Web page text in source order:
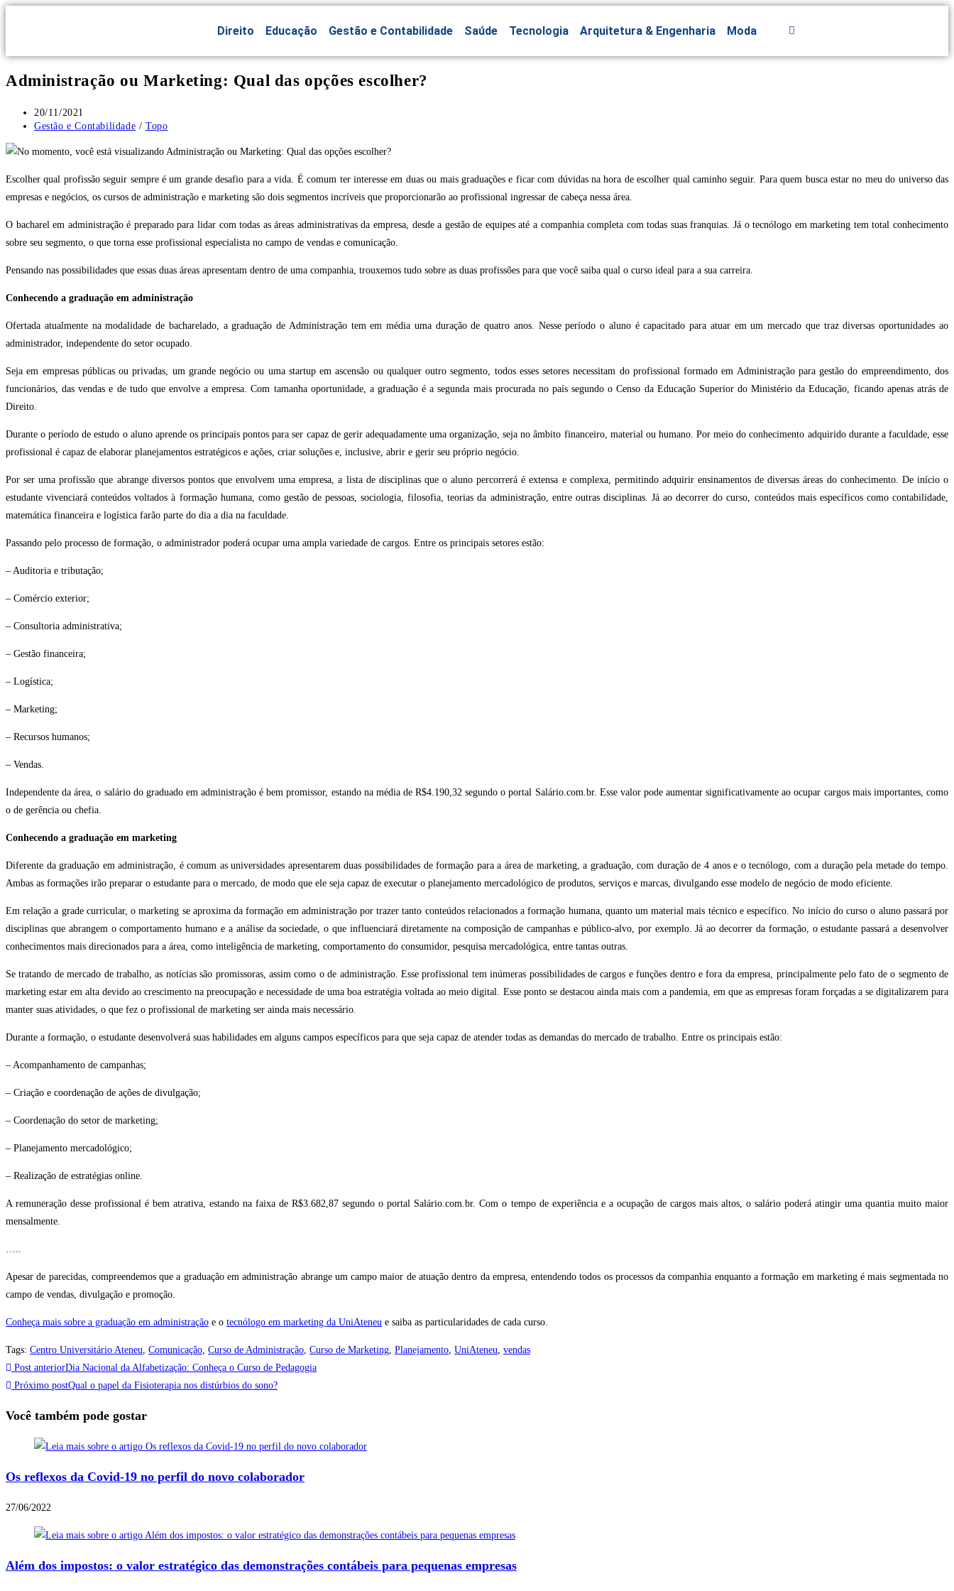
Direito Educação Gestão e Contabilidade Saúde Tecnologia Arquitetura & Engenharia Moda
Administração ou Marketing: Qual das opções escolher?
20/11/2021
Gestão e Contabilidade / Topo
Escolher qual profissão seguir sempre é um grande desafio para a vida. É comum ter interesse em duas ou mais graduações e ficar com dúvidas na hora de escolher qual caminho seguir. Para quem busca estar no meu do universo das
empresas e negócios, os cursos de administração e marketing são dois segmentos incríveis que proporcionarão ao profissional ingressar de cabeça nessa área.
O bacharel em administração é preparado para lidar com todas as áreas administrativas da empresa, desde a gestão de equipes até a companhia completa com todas suas franquias. Já o tecnólogo em marketing tem total conhecimento
sobre seu segmento, o que torna esse profissional especialista no campo de vendas e comunicação.
Pensando nas possibilidades que essas duas áreas apresentam dentro de uma companhia, trouxemos tudo sobre as duas profissões para que você saiba qual o curso ideal para a sua carreira.
Conhecendo a graduação em administração
Ofertada atualmente na modalidade de bacharelado, a graduação de Administração tem em média uma duração de quatro anos. Nesse período o aluno é capacitado para atuar em um mercado que traz diversas oportunidades ao
administrador, independente do setor ocupado.
Seja em empresas públicas ou privadas, um grande negócio ou uma startup em ascensão ou qualquer outro segmento, todos esses setores necessitam do profissional formado em Administração para gestão do empreendimento, dos
funcionários, das vendas e de tudo que envolve a empresa. Com tamanha oportunidade, a graduação é a segunda mais procurada no país segundo o Censo da Educação Superior do Ministério da Educação, ficando apenas atrás de
Direito.
Durante o período de estudo o aluno aprende os principais pontos para ser capaz de gerir adequadamente uma organização, seja no âmbito financeiro, material ou humano. Por meio do conhecimento adquirido durante a faculdade, esse
profissional é capaz de elaborar planejamentos estratégicos e ações, criar soluções e, inclusive, abrir e gerir seu próprio negócio.
Por ser uma profissão que abrange diversos pontos que envolvem uma empresa, a lista de disciplinas que o aluno percorrerá é extensa e complexa, permitindo adquirir ensinamentos de diversas áreas do conhecimento. De início o
estudante vivenciará conteúdos voltados à formação humana, como gestão de pessoas, sociologia, filosofia, teorias da administração, entre outras disciplinas. Já ao decorrer do curso, conteúdos mais específicos como contabilidade,
matemática financeira e logística farão parte do dia a dia na faculdade.
Passando pelo processo de formação, o administrador poderá ocupar uma ampla variedade de cargos. Entre os principais setores estão:
– Auditoria e tributação;
– Comércio exterior;
– Consultoria administrativa;
– Gestão financeira;
– Logística;
– Marketing;
– Recursos humanos;
– Vendas.
Independente da área, o salário do graduado em administração é bem promissor, estando na média de R$4.190,32 segundo o portal Salário.com.br. Esse valor pode aumentar significativamente ao ocupar cargos mais importantes, como
o de gerência ou chefia.
Conhecendo a graduação em marketing
Diferente da graduação em administração, é comum as universidades apresentarem duas possibilidades de formação para a área de marketing, a graduação, com duração de 4 anos e o tecnólogo, com a duração pela metade do tempo.
Ambas as formações irão preparar o estudante para o mercado, de modo que ele seja capaz de executar o planejamento mercadológico de produtos, serviços e marcas, divulgando esse modelo de negócio de modo eficiente.
Em relação a grade curricular, o marketing se aproxima da formação em administração por trazer tanto conteúdos relacionados a formação humana, quanto um material mais técnico e específico. No início do curso o aluno passará por
disciplinas que abrangem o comportamento humano e a análise da sociedade, o que influenciará diretamente na composição de campanhas e público-alvo, por exemplo. Já ao decorrer da formação, o estudante passará a desenvolver
conhecimentos mais direcionados para a área, como inteligência de marketing, comportamento do consumidor, pesquisa mercadológica, entre tantas outras.
Se tratando de mercado de trabalho, as notícias são promissoras, assim como o de administração. Esse profissional tem inúmeras possibilidades de cargos e funções dentro e fora da empresa, principalmente pelo fato de o segmento de
marketing estar em alta devido ao crescimento na preocupação e necessidade de uma boa estratégia voltada ao meio digital. Esse ponto se destacou ainda mais com a pandemia, em que as empresas foram forçadas a se digitalizarem para
manter suas atividades, o que fez o profissional de marketing ser ainda mais necessário.
Durante a formação, o estudante desenvolverá suas habilidades em alguns campos específicos para que seja capaz de atender todas as demandas do mercado de trabalho. Entre os principais estão:
– Acompanhamento de campanhas;
– Criação e coordenação de ações de divulgação;
– Coordenação do setor de marketing;
– Planejamento mercadológico;
– Realização de estratégias online.
A remuneração desse profissional é bem atrativa, estando na faixa de R$3.682,87 segundo o portal Salário.com.br. Com o tempo de experiência e a ocupação de cargos mais altos, o salário poderá atingir uma quantia muito maior
mensalmente.
…..
Apesar de parecidas, compreendemos que a graduação em administração abrange um campo maior de atuação dentro da empresa, entendendo todos os processos da companhia enquanto a formação em marketing é mais segmentada no
campo de vendas, divulgação e promoção.
Conheça mais sobre a graduação em administração e o tecnólogo em marketing da UniAteneu e saiba as particularidades de cada curso.
Tags: Centro Universitário Ateneu, Comunicação, Curso de Administração, Curso de Marketing, Planejamento, UniAteneu, vendas
Post anteriorDia Nacional da Alfabetização: Conheça o Curso de Pedagogia
Próximo postQual o papel da Fisioterapia nos distúrbios do sono?
Você também pode gostar
Os reflexos da Covid-19 no perfil do novo colaborador
27/06/2022
Além dos impostos: o valor estratégico das demonstrações contábeis para pequenas empresas